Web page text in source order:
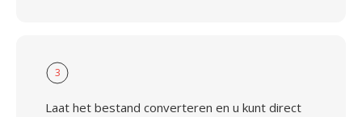
3
Laat het bestand converteren en u kunt direct